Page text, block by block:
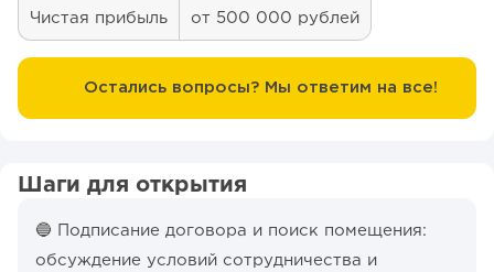
Чистая прибыль от 500 000 рублей
Остались вопросы? Мы ответим на все!
Шаги для открытия
🔵 Подписание договора и поиск помещения:
обсуждение условий сотрудничества и